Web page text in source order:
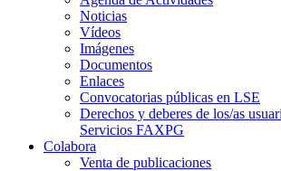
Noticias
Vídeos
Imágenes
Documentos
Enlaces
Convocatorias públicas en LSE
Derechos y deberes de los/as
Servicios FAXPG
Colabora
Venta de publicaciones